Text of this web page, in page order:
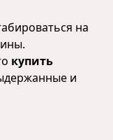
на
купить
и